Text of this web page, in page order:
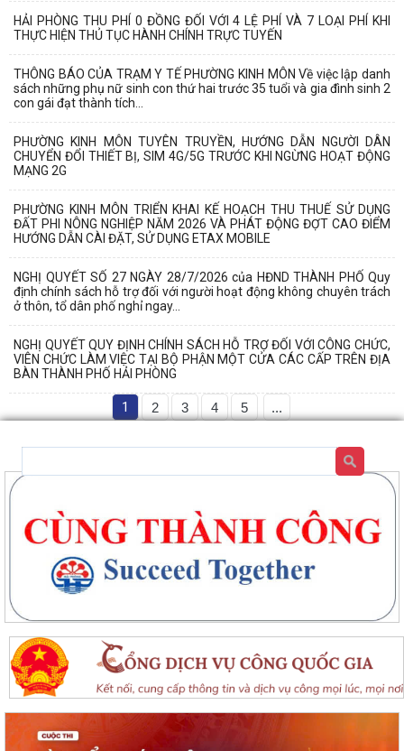
HẢI PHÒNG THU PHÍ 0 ĐỒNG ĐỐI VỚI 4 LỆ PHÍ VÀ 7 LOẠI PHÍ KHI
THỰC HIỆN THỦ TỤC HÀNH CHÍNH TRỰC TUYẾN
THÔNG BÁO CỦA TRẠM Y TẾ PHƯỜNG KINH MÔN Về việc lập danh
sách những phụ nữ sinh con thứ hai trước 35 tuổi và gia đình sinh 2
con gái đạt thành tích...
PHƯỜNG KINH MÔN TUYÊN TRUYỀN, HƯỚNG DẪN NGƯỜI DÂN
CHUYỂN ĐỔI THIẾT BỊ, SIM 4G/5G TRƯỚC KHI NGỪNG HOẠT ĐỘNG
MẠNG 2G
PHƯỜNG KINH MÔN TRIỂN KHAI KẾ HOẠCH THU THUẾ SỬ DỤNG
ĐẤT PHI NÔNG NGHIỆP NĂM 2026 VÀ PHÁT ĐỘNG ĐỢT CAO ĐIỂM
HƯỚNG DẪN CÀI ĐẶT, SỬ DỤNG ETAX MOBILE
NGHỊ QUYẾT SỐ 27 NGÀY 28/7/2026 của HĐND THÀNH PHỐ Quy
định chính sách hỗ trợ đối với người hoạt động không chuyên trách
ở thôn, tổ dân phố nghỉ ngay...
NGHỊ QUYẾT QUY ĐỊNH CHÍNH SÁCH HỖ TRỢ ĐỐI VỚI CÔNG CHỨC,
VIÊN CHỨC LÀM VIỆC TẠI BỘ PHẬN MỘT CỬA CÁC CẤP TRÊN ĐỊA
BÀN THÀNH PHỐ HẢI PHÒNG
1 2 3 4 5 ...